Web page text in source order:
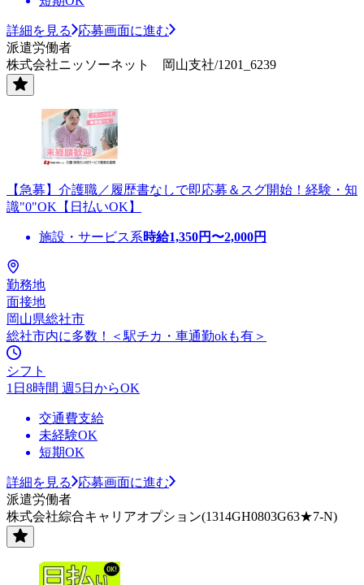
詳細を見る
応募画面に進む
派遣労働者
株式会社ニッソーネット 岡山支社/1201_6239
【急募】介護職／履歴書なしで即応募＆スグ開始！経験・知
識"0"OK【日払いOK】
施設・サービス系時給1,350円〜2,000円
勤務地
面接地
岡山県総社市
総社市内に多数！＜駅チカ・車通勤okも有＞
シフト
1日8時間 週5日からOK
交通費支給
未経験OK
短期OK
詳細を見る
応募画面に進む
派遣労働者
株式会社綜合キャリアオプション(1314GH0803G63★7-N)